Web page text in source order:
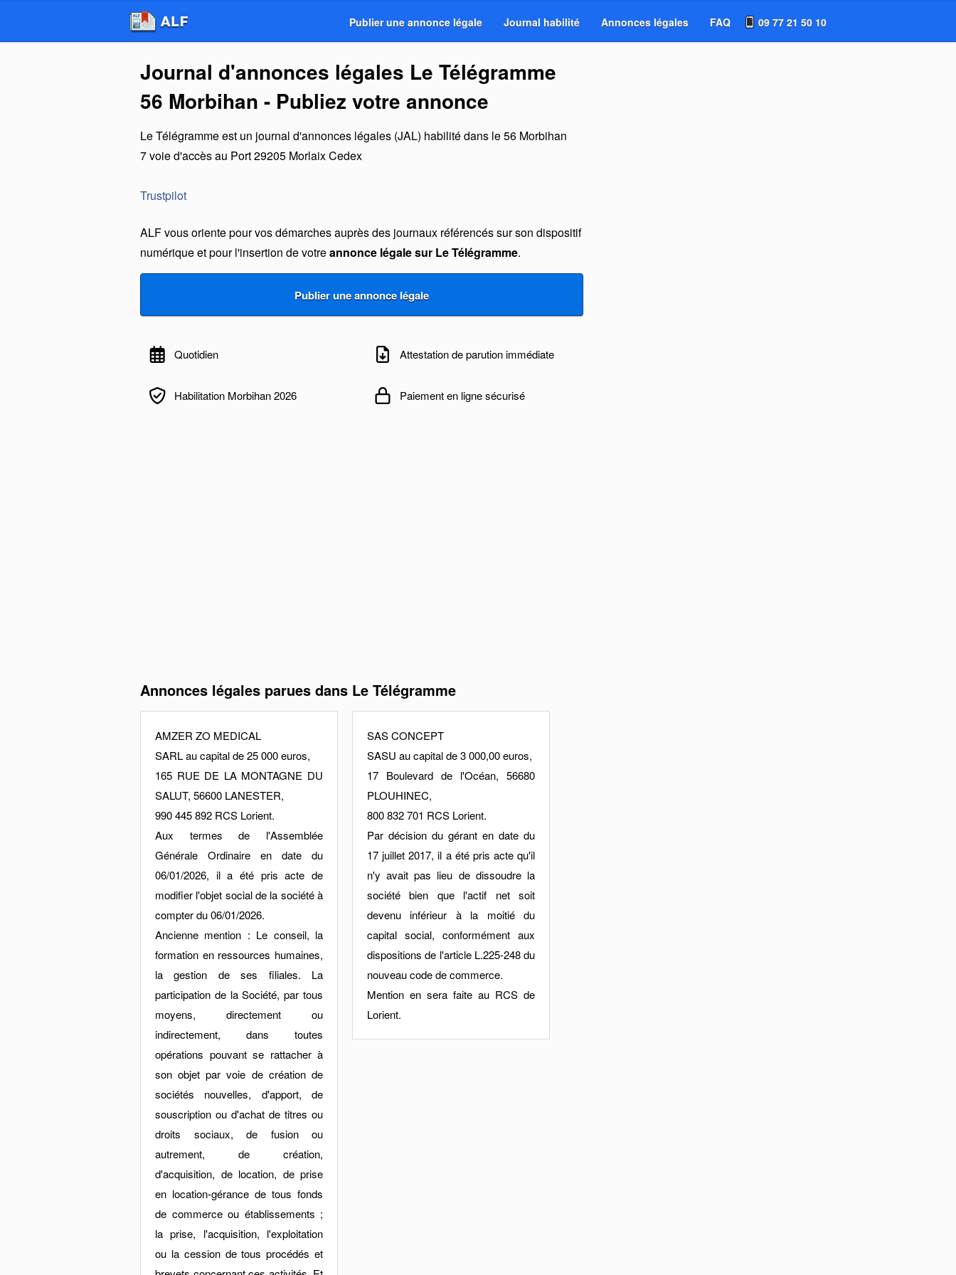
Publier une annonce légale Journal habilité Annonces légales FAQ 09 77 21 50 10
Journal d'annonces légales Le Télégramme
56 Morbihan - Publiez votre annonce
Le Télégrammeest un journal d'annonces légales (JAL) habilité dans le 56 Morbihan
7 voie d'accès au Port29205 Morlaix Cedex
Trustpilot
ALF vous oriente pour vos démarches auprès des journaux référencés sur son dispositif
numérique et pour l'insertion de votreannonce légale sur Le Télégramme.
Quotidien Attestation de parution immédiate
Habilitation Morbihan 2026 Paiement en ligne sécurisé
Annonces légales parues dans Le Télégramme
AMZER ZO MEDICAL
SARL au capital de 25 000 euros,
165 RUE DE LA MONTAGNE DU
SALUT, 56600 LANESTER,
990 445 892 RCS Lorient.
Aux termes de l'Assemblée
Générale Ordinaire en date du
06/01/2026, il a été pris acte de
modifier l'objet social de la société à
compter du 06/01/2026.
Ancienne mention : Le conseil, la
formation en ressources humaines,
la gestion de ses filiales. La
participation de la Société, par tous
moyens, directement ou
indirectement, dans toutes
opérations pouvant se rattacher à
son objet par voie de création de
sociétés nouvelles, d'apport, de
souscription ou d'achat de titres ou
droits sociaux, de fusion ou
autrement, de création,
d'acquisition, de location, de prise
en location-gérance de tous fonds
de commerce ou établissements ;
la prise, l'acquisition, l'exploitation
ou la cession de tous procédés et
SAS CONCEPT
SASU au capital de 3 000,00 euros,
17 Boulevard de l'Océan, 56680
PLOUHINEC,
800 832 701 RCS Lorient.
Par décision du gérant en date du
17 juillet 2017, il a été pris acte qu'il
n'y avait pas lieu de dissoudre la
société bien que l'actif net soit
devenu inférieur à la moitié du
capital social, conformément aux
dispositions de l'article L.225-248 du
nouveau code de commerce.
Mention en sera faite au RCS de
Lorient.